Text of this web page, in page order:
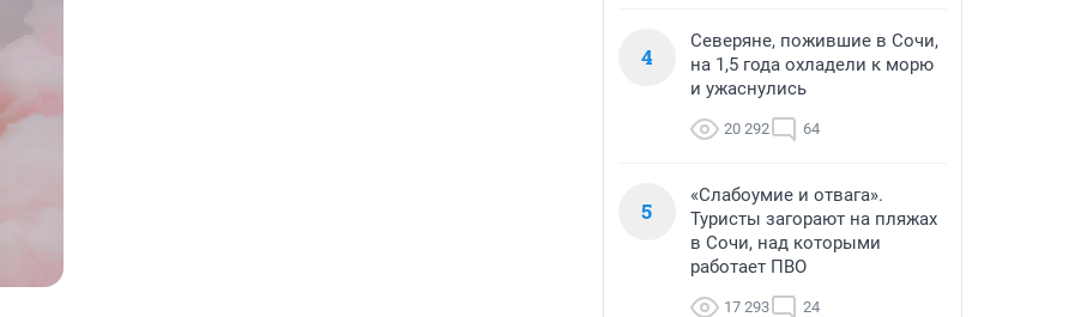
4
Северяне, пожившие в Сочи,
на 1,5 года охладели к морю
и ужаснулись
20 292 64
5
«Слабоумие и отвага».
Туристы загорают на пляжах
в Сочи, над которыми
работает ПВО
17 293 24